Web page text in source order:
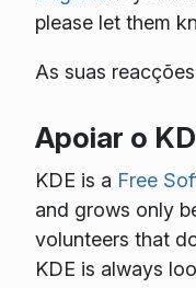
please let them
As suas
Apoiar o
KDE is a Free
and grows only
volunteers that
KDE is always